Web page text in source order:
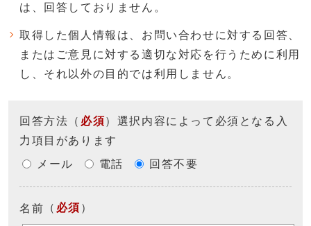
は、回答しておりません。
取得した個人情報は、お問い合わせに対する回答、
またはご意見に対する適切な対応を行うために利用
し、それ以外の目的では利用しません。
回答方法 （ 必須）選択内容によって必須となる入
力項目があります
メール
電話 回答不要
名前 （ 必須 ）